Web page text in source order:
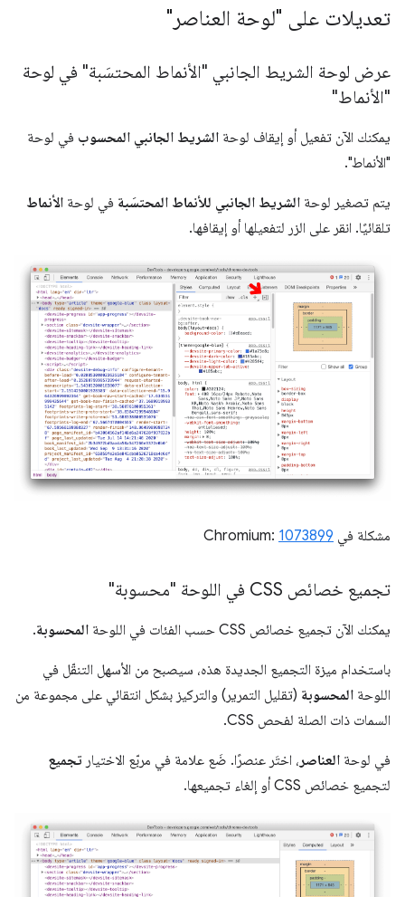
تعديلات على "لوحة العناصر"
عرض لوحة الشريط الجانبي "الأنماط المحتسَبة" في لوحة
"الأنماط"
يمكنك الآن تفعيل أو إيقاف لوحة الشريط الجانبي المحسوب في لوحة
"الأنماط".
يتم تصغير لوحة الشريط الجانبي للأنماط المحتسَبة في لوحة الأنماط
تلقائيًا. انقر على الزر لتفعيلها أو إيقافها.
مشكلة في Chromium: 1073899
تجميع خصائص CSS في اللوحة "محسوبة"
يمكنك الآن تجميع خصائص CSS حسب الفئات في اللوحة المحسوبة.
باستخدام ميزة التجميع الجديدة هذه، سيصبح من الأسهل التنقّل في
اللوحة المحسوبة (تقليل التمرير) والتركيز بشكل انتقائي على مجموعة من
السمات ذات الصلة لفحص CSS.
في لوحة العناصر ، اختَر عنصرًا. ضَع علامة في مربّع الاختيار تجميع
لتجميع خصائص CSS أو إلغاء تجميعها.